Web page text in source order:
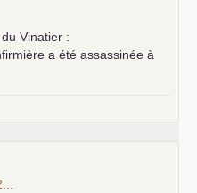
du Vinatier :
a été assassinée à